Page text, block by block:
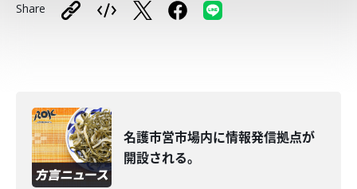
Share
名護市営市場内に情報発信拠点が
開設される。